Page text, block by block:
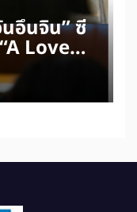
อึนจิน” ซี
Love